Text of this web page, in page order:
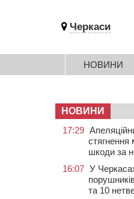
Черкаси
НОВИНИ
НОВИНИ
17:29
стягнення
шкоди за
16:07 У
та 10